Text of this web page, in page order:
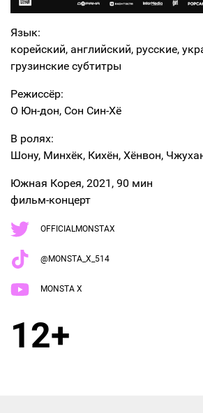
Язык:
корейский, английский, русские,
грузинские субтитры
Режиссёр:
О Юн-дон, Сон Син-Хё
В ролях:
Шону, Минхёк, Кихён, Хёнвон,
Южная Корея, 2021, 90 мин
фильм-концерт
OFFICIALMONSTAX
@MONSTA_X_514
MONSTA X
12+